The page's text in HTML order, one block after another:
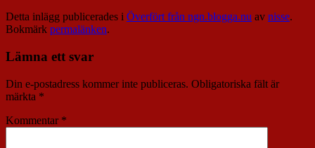
Detta inlägg publicerades i Överfört från ngn.blogga.nu av nisse.
Bokmärk permalänken.
Lämna ett svar
Din e-postadress kommer inte publiceras. Obligatoriska fält är
märkta *
Kommentar *